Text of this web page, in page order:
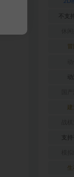
不支
动
建
支持
生